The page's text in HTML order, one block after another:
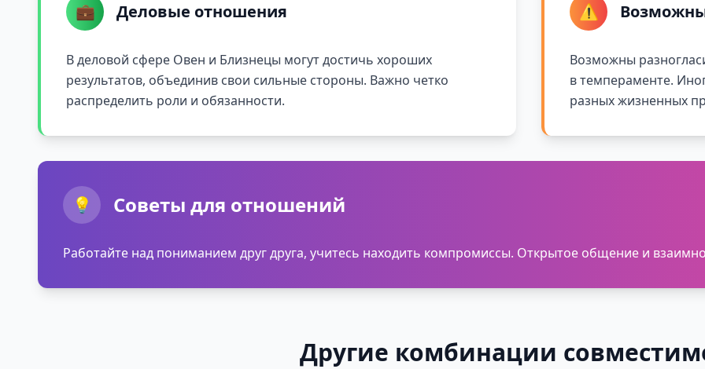
💼 Деловые отношения
В деловой сфере Овен и Близнецы могут достичь хороших
результатов, объединив свои сильные стороны. Важно четко
распределить роли и обязанности.
⚠️
Возможны
в темпераменте.
разных жизненных
💡 Советы для отношений
Работайте над пониманием друг друга, учитесь находить компромиссы. Открытое общение и
Другие комбинации